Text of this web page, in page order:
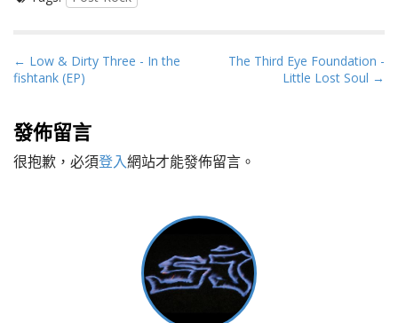
P
o
t
n
a
← Low & Dirty Three - In the
fishtank (EP)
The Third Eye Foundation -
Little Lost Soul →
發佈留言
很抱歉，必須登入網站才能發佈留言。